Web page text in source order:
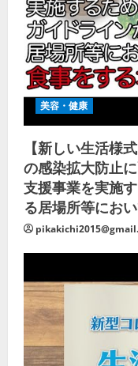
美容・健康
【新しい生活様
の感染拡大防止
支援事業を実施
る居場所等にお